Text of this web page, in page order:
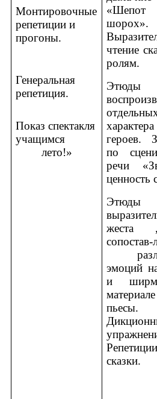
Монтировочные
репетиции и
прогоны.
Генеральная
репетиция.
Показ спектакля
учащимся
лето!»
шорох».
чтение
ролям.
характера
героев.
по
речи
ценность
сопостав-
эмоций
и
материале
пьесы.
сказки.